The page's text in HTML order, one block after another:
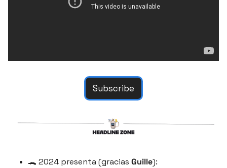
Subscribe
🐊 2024 presenta (gracias Guille):